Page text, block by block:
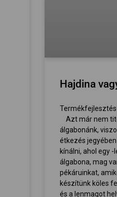
Hajdina
Termékfejlesztés
Azt már nem
álgabonánk,
étkezés
kínálni, ahol egy
álgabona, mag
pékáruinkat,
készítünk köles
és a lenmagot